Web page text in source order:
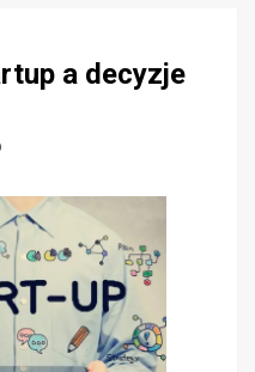
a decyzje